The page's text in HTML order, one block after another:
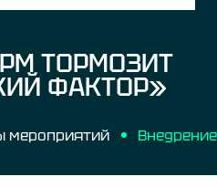
ТОРМОЗИТ
ФАКТОР»
мероприятий